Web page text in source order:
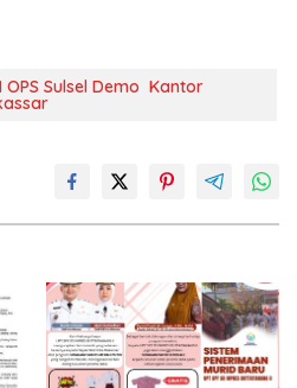
OPS Sulsel Demo Kantor